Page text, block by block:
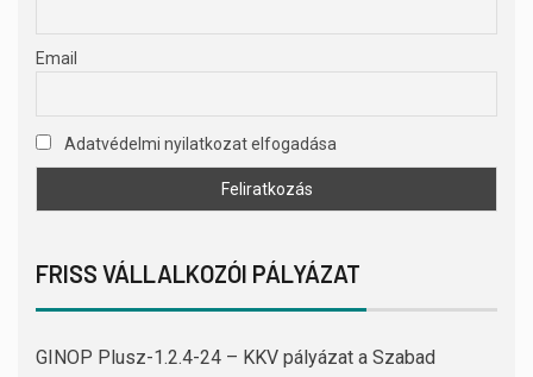
Email
Adatvédelmi nyilatkozat elfogadása
FRISS VÁLLALKOZÓI PÁLYÁZAT
GINOP Plusz-1.2.4-24 – KKV pályázat a Szabad